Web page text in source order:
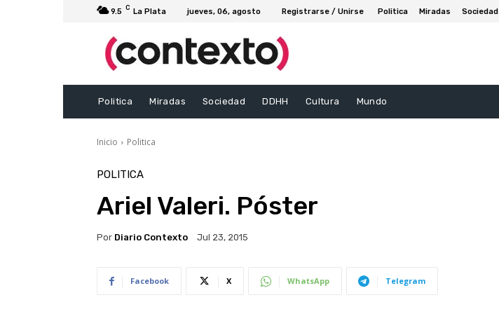
9.5 C La Plata jueves, 06, agosto Registrarse / Unirse Politica Miradas Sociedad
Politica Miradas Sociedad DDHH Cultura Mundo
Inicio Politica
POLITICA
Ariel Valeri. Póster
Por Diario Contexto Jul 23, 2015
Facebook X WhatsApp Telegram